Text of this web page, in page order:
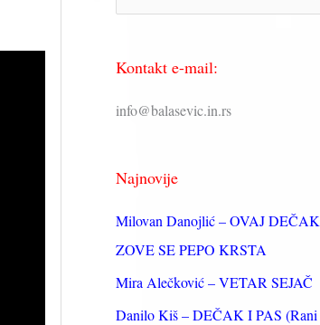
р
т
а
з
а
Kontakt e-mail:
info@balasevic.in.rs
Najnovije
Milovan Danojlić – OVAJ DEČAK
ZOVE SE PEPO KRSTA
Mira Alečković – VETAR SEJAČ
Danilo Kiš – DEČAK I PAS (Rani